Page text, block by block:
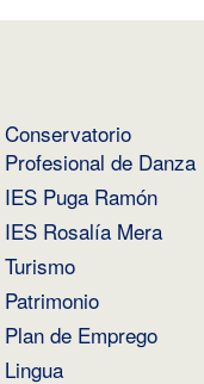
Conservatorio
Profesional de Danza
IES Puga Ramón
IES Rosalía Mera
Turismo
Patrimonio
Plan de Emprego
Lingua